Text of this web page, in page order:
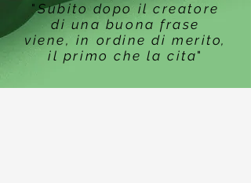
"Subito dopo il creatore
di una buona frase
viene, in ordine di merito,
il primo che la cita"